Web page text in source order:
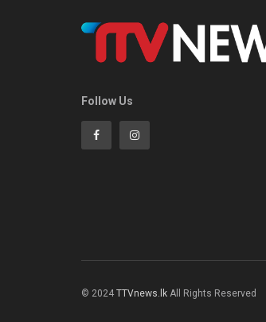
Follow Us
© 2024 TTVnews.lk All Rights Reserved